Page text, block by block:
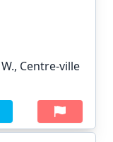
Centre-ville